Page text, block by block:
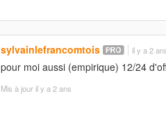
sylvainlefrancomtois il y a 2
pour moi aussi (empirique) 12/24
Mis à jouril y a 2 ans